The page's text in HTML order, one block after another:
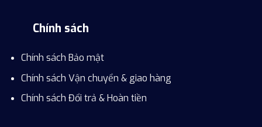
Chính sách
Chính sách Bảo mật
Chính sách Vận chuyển & giao hàng
Chính sách Đổi trả & Hoàn tiền